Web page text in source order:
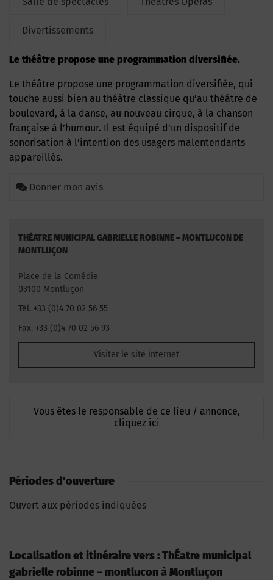
Divertissements
Le théâtre propose une programmation diversifiée.
Le théâtre propose une programmation diversifiée, qui
touche aussi bien au théâtre classique qu’au théâtre de
boulevard, à la danse, au nouveau cirque, à la chanson
française à l’humour. Il est équipé d’un dispositif de
sonorisation à l’intention des usagers malentendants
appareillés.
Donner mon avis
THÉATRE MUNICIPAL GABRIELLE ROBINNE – MONTLUCON DE
MONTLUÇON
Place de la Comédie
03100 Montluçon
Tél. +33 (0)4 70 02 56 55
Fax. +33 (0)4 70 02 56 93
Visiter le site internet
Vous êtes le responsable de ce lieu / annonce,
cliquez ici
Périodes d'ouverture
Ouvert aux périodes indiquées
Localisation et itinéraire vers : ThÉatre municipal
gabrielle robinne – montlucon à Montluçon